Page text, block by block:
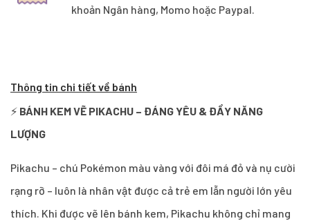
khoản Ngân hàng, Momo hoặc Paypal.
Thông tin chi tiết về bánh
⚡️ BÁNH KEM VẼ PIKACHU – ĐÁNG YÊU & ĐẦY NĂNG
LƯỢNG
Pikachu – chú Pokémon màu vàng với đôi má đỏ và nụ cười
rạng rỡ – luôn là nhân vật được cả trẻ em lẫn người lớn yêu
thích. Khi được vẽ lên bánh kem, Pikachu không chỉ mang